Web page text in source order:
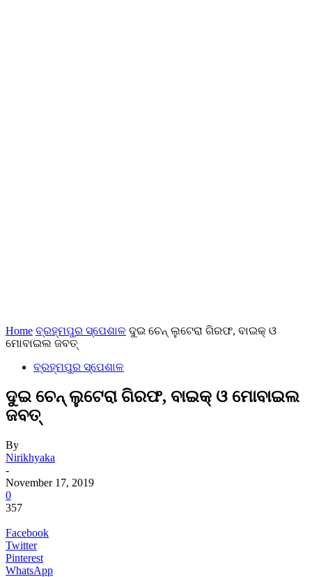
Home ବ୍ରହ୍ମପୁର ସ୍ପେଶାଳ ଦୁଇ ଚେନ୍ ଲୁଟେରା ଗିରଫ, ବାଇକ୍ ଓ
ମୋବାଇଲ ଜବତ୍
ବ୍ରହ୍ମପୁର ସ୍ପେଶାଳ
ଦୁଇ ଚେନ୍ ଲୁଟେରା ଗିରଫ, ବାଇକ୍ ଓ ମୋବାଇଲ
ଜବତ୍
By
Nirikhyaka
-
November 17, 2019
0
357
Facebook
Twitter
Pinterest
WhatsApp